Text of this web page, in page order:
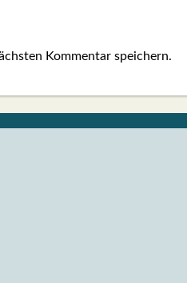
Kommentar speichern.